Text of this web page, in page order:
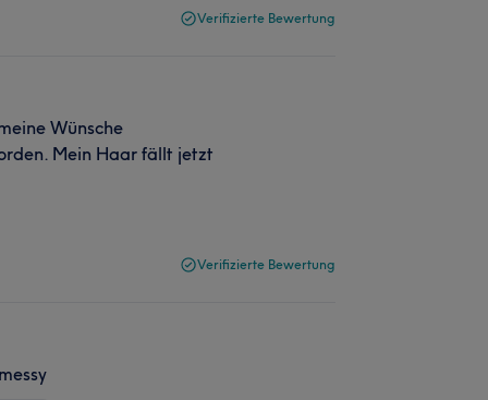
Verifizierte Bewertung
Wünsche
Mein Haar fällt jetzt
Verifizierte Bewertung